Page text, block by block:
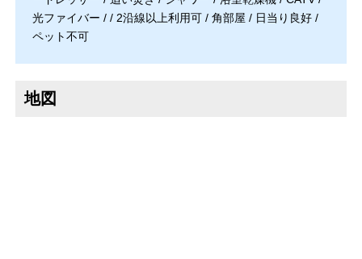
光ファイバー / / 2沿線以上利用可 / 角部屋 / 日当り良好 /
ペット不可
地図